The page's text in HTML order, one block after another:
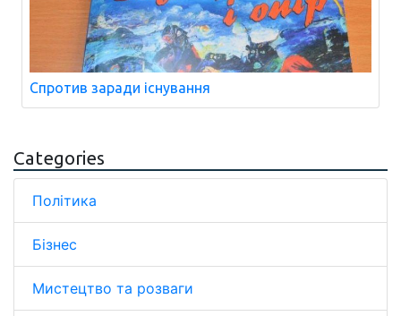
Спротив заради існування
Categories
Політика
Бізнес
Мистецтво та розваги